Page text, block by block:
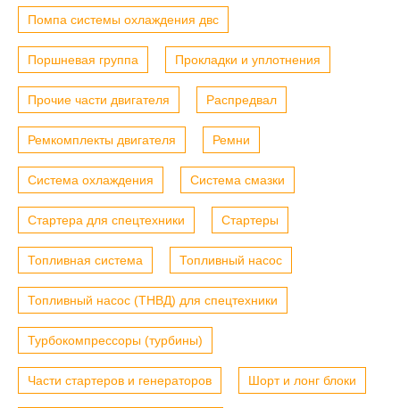
Помпа системы охлаждения двс
Поршневая группа Прокладки и уплотнения
Прочие части двигателя Распредвал
Ремкомплекты двигателя Ремни
Система охлаждения Система смазки
Стартера для спецтехники Стартеры
Топливная система Топливный насос
Топливный насос (ТНВД) для спецтехники
Турбокомпрессоры (турбины)
Части стартеров и генераторов Шорт и лонг блоки